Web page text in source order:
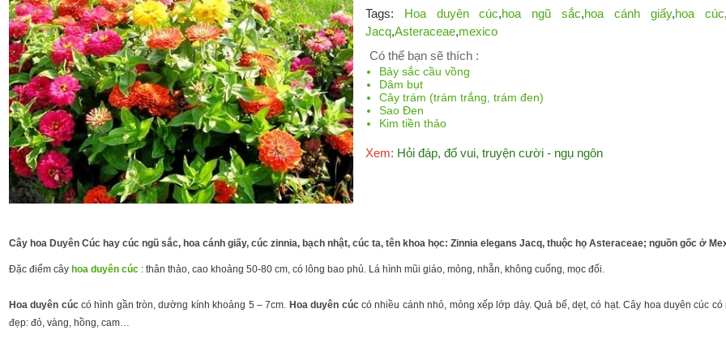
Tags: Hoa duyên cúc,hoa ngũ sắc,hoa cánh giấy,hoa cúc,
Jacq,Asteraceae,mexico
Có thể bạn sẽ thích :
Bảy sắc cầu vồng
Dâm bụt
Cây trám (trám trắng, trám đen)
Sao Đen
Kim tiền thảo
Xem: Hỏi đáp, đố vui, truyện cười - ngụ ngôn
Cây hoa Duyên Cúc hay cúc ngũ sắc, hoa cánh giấy, cúc zinnia, bạch nhật, cúc ta, tên khoa học: Zinnia elegans Jacq, thuộc họ Asteraceae; nguồn gốc ở
Đặc điểm cây hoa duyên cúc: thân thảo, cao khoảng 50-80 cm, có lông bao phủ. Lá hình mũi giáo, mỏng, nhẵn, không cuống, mọc đối.
Hoa duyên cúccó hình gần tròn, dường kính khoảng 5 – 7cm. Hoa duyên cúccó nhiều cánh nhỏ, mỏng xếp lớp dày. Quả bế, dẹt, có hạt. Cây hoa duyên cúc
đẹp: đỏ, vàng, hồng, cam…